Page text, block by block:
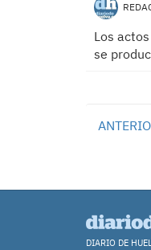
Los
se
DIARIO DE